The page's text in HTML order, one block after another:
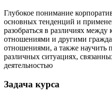
Глубокое понимание
основных тенденций и
разобраться в различиях
отношениями и другими
отношениями, а также научить
различных ситуациях,
деятельностью
Задача курса